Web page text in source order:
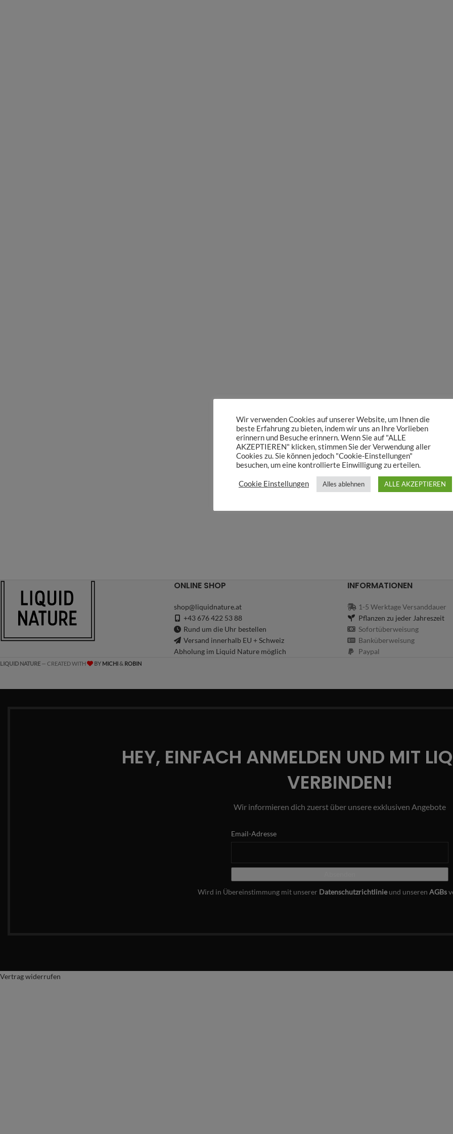
ONLINE SHOP
shop@liquidnature.at
+43 676 422 53 88
Rund um die Uhr bestellen
Versand innerhalb EU + Schweiz
Abholung im Liquid Nature möglich
INFORMATIONEN
1-5 Werktage Versanddauer
Pflanzen zu jeder Jahreszeit
Sofortüberweisung
Banküberweisung
Paypal
LIQUID NATURE — CREATED WITH BY MICHI& ROBIN
HEY, EINFACH ANMELDEN UND MIT
VERBINDEN!
Wir informieren dich zuerst über unsere exklusiven Angebote
Email-Adresse
Wird in Übereinstimmung mit unserer Datenschutzrichtlinie und unseren AGBs
Vertrag widerrufen
Wir verwenden Cookies auf unserer Website, um Ihnen die
beste Erfahrung zu bieten, indem wir uns an Ihre Vorlieben
erinnern und Besuche erinnern. Wenn Sie auf "ALLE
AKZEPTIEREN" klicken, stimmen Sie der Verwendung aller
Cookies zu. Sie können jedoch "Cookie-Einstellungen"
besuchen, um eine kontrollierte Einwilligung zu erteilen.
Cookie Einstellungen Alles ablehnen ALLE AKZEPTIEREN